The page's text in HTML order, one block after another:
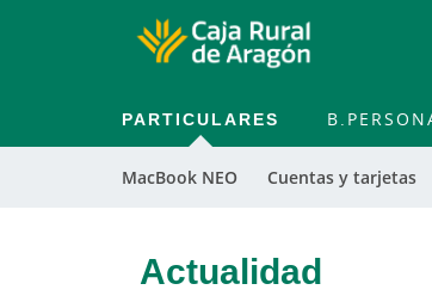
PARTICULARES
MacBook NEO Cuentas y tarjetas
Actualidad